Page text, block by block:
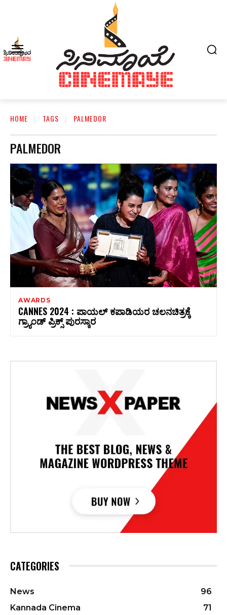
HOME TAGS PALMEDOR
PALMEDOR
AWARDS
CANNES 2024 : ಪಾಯಲ್‌ ಕಪಾಡಿಯರ ಚಲನಚಿತ್ರಕ್ಕೆ
ಗ್ರ್ಯಾಂಡ್‌ ಪ್ರಿಕ್ಸ್‌ ಪುರಸ್ಕಾರ
CATEGORIES
News
96
Kannada Cinema
71